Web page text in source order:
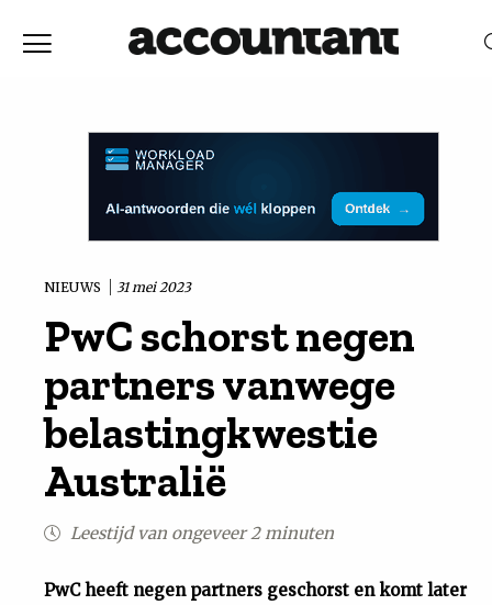
Vaktechniek
Achtergrond
Uit
Feiten
NIEUWS 31 mei 2023
PwC schorst negen
partners vanwege
belastingkwestie
Australië
Leestijd van ongeveer 2 minuten
PwC heeft negen partners geschorst en komt later